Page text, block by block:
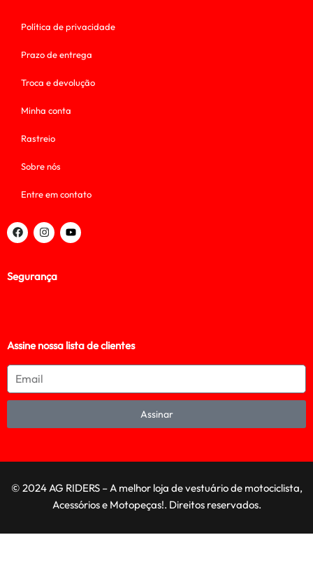
Política de privacidade
Prazo de entrega
Troca e devolução
Minha conta
Rastreio
Sobre nós
Entre em contato
Segurança
Assine nossa lista de clientes
Assinar
© 2024 AG RIDERS – A melhor loja de vestuário de motociclista,
Acessórios e Motopeças!. Direitos reservados.